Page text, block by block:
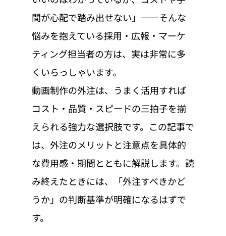
間が心配で踏み出せない」——そんな
悩みを抱えている採用・広報・マーケ
ティング担当者の方は、実は非常に多
くいらっしゃいます。
動画制作の外注は、うまく活用すれば
コスト・品質・スピードの三拍子を揃
えられる強力な選択肢です。この記事で
は、外注のメリットと注意点を具体的
な費用感・期間とともに解説します。読
み終えたときには、「外注すべきかど
うか」の判断基準が明確になるはずで
す。